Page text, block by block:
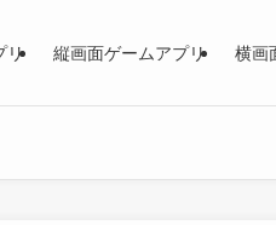
リ 縦画面ゲームアプリ 横画